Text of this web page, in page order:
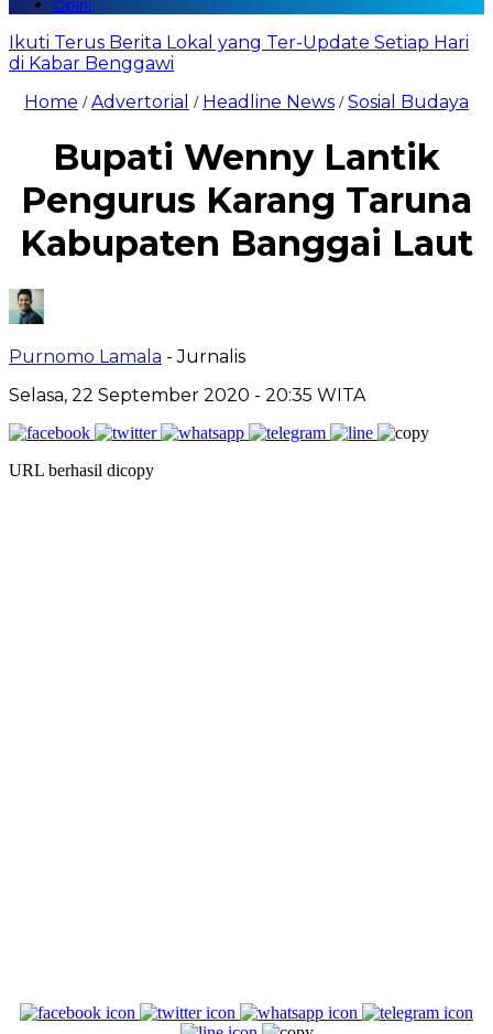
Opini
Ikuti Terus Berita Lokal yang Ter-Update Setiap Hari
di Kabar Benggawi
Home /Advertorial / Headline News /Sosial Budaya
Bupati Wenny Lantik
Pengurus Karang Taruna
Kabupaten Banggai Laut
Purnomo Lamala - Jurnalis
Selasa, 22 September 2020 - 20:35 WITA
URL berhasil dicopy